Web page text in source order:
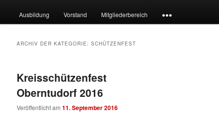
Ausbildung Vorstand Mitgliederbereich ●●●
ARCHIV DER KATEGORIE:SCHÜTZENFEST
Kreisschützenfest
Oberntudorf 2016
Veröffentlicht am11. September 2016